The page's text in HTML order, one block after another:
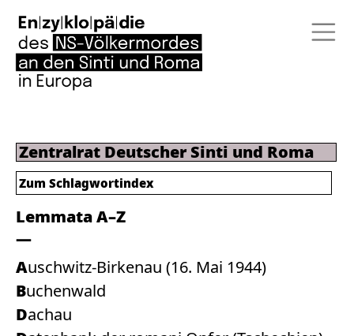
Zentralrat Deutscher Sinti und Roma
Lemmata A–Z
Auschwitz-Birkenau (16. Mai 1944)
Buchenwald
Dachau
Zum Schlagwortindex